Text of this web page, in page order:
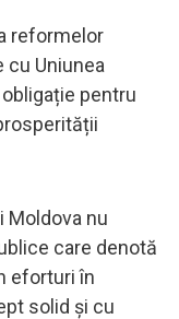
reformelor
cu Uniunea
pentru
Moldova nu
care denotă
eforturi în
solid și cu